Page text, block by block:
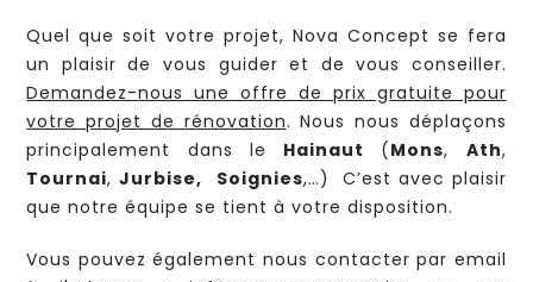
Quel que soit votre projet, Nova Concept se fera
un plaisir de vous guider et de vous conseiller.
Demandez-nous une offre de prix gratuite pour
votre projet de rénovation. Nous nous déplaçons
principalement dans le Hainaut (Mons, Ath,
Tournai,Jurbise, Soignies,…) C’est avec plaisir
que notre équipe se tient à votre disposition.
Vous pouvez également nous contacter par email